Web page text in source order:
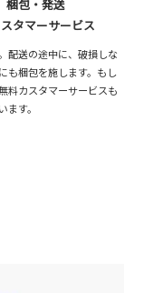
梱包・発送
スタマーサービス
配送の途中に、破損しな
も梱包を施します。もし
料カスタマーサービスも
ます。